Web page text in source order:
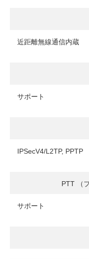
近距離無線通信内蔵
サポート
IPSecV4/L2TP, PPTP
PTT （
サポート